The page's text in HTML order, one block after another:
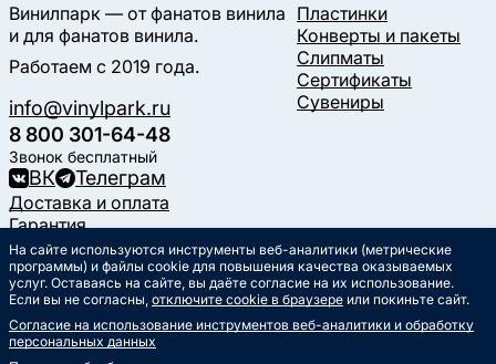
Винилпарк — от фанатов винила
и для фанатов винила.
Работаем с 2019 года.
info@vinylpark.ru
8 800 301-64-48
Звонок бесплатный
ВК Телеграм
Пластинки
Конверты и пакеты
Слипматы
Сертификаты
Сувениры
Доставка и оплата
Гарантия
Контакты
Статьи
Музыкальный календарь
Документы
Публичная оферта
Политика обработки
На сайте используются инструменты веб-аналитики (метрические
программы) и файлы cookie для повышения качества оказываемых
услуг. Оставаясь на сайте, вы даёте согласие на их использование.
Если вы не согласны, отключите cookie в браузере или покиньте сайт.
Согласие на использование инструментов веб-аналитики и обработку
персональных данных